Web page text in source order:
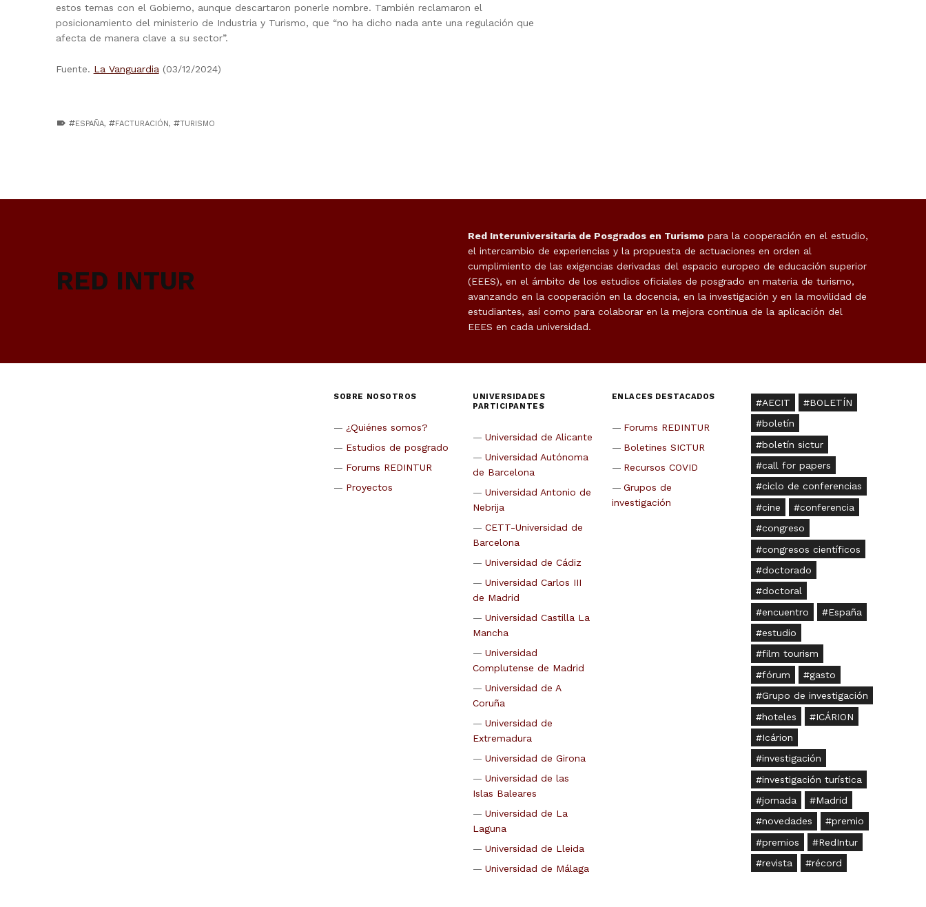
estos temas con el Gobierno, aunque descartaron ponerle nombre. También reclamaron el
posicionamiento del ministerio de Industria y Turismo, que “no ha dicho nada ante una regulación que
afecta de manera clave a su sector”.
Fuente. La Vanguardia (03/12/2024)
ESPAÑA, FACTURACIÓN, TURISMO
RED INTUR
Red Interuniversitaria de Posgrados en Turismo para la cooperación en el estudio,
el intercambio de experiencias y la propuesta de actuaciones en orden al
cumplimiento de las exigencias derivadas del espacio europeo de educación superior
(EEES), en el ámbito de los estudios oficiales de posgrado en materia de turismo,
avanzando en la cooperación en la docencia, en la investigación y en la movilidad de
estudiantes, así como para colaborar en la mejora continua de la aplicación del
EEES en cada universidad.
SOBRE NOSOTROS
¿Quiénes somos?
Estudios de posgrado
Forums REDINTUR
Proyectos
UNIVERSIDADES
PARTICIPANTES
Universidad de Alicante
Universidad Autónoma
de Barcelona
Universidad Antonio de
Nebrija
CETT-Universidad de
Barcelona
Universidad de Cádiz
Universidad Carlos III
de Madrid
Universidad Castilla La
Mancha
Universidad
Complutense de Madrid
Universidad de A
Coruña
Universidad de
Extremadura
Universidad de Girona
Universidad de las
Islas Baleares
Universidad de La
Laguna
Universidad de Lleida
Universidad de Málaga
ENLACES DESTACADOS
Forums REDINTUR
Boletines SICTUR
Recursos COVID
Grupos de
investigación
AECIT
BOLETÍN
boletín
boletín sictur
call for papers
ciclo de conferencias
cine
conferencia
congreso
congresos científicos
doctorado
doctoral
encuentro
España
estudio
film tourism
fórum
gasto
Grupo de investigación
hoteles
ICÁRION
Icárion
investigación
investigación turística
jornada
Madrid
novedades
premio
premios
RedIntur
revista
récord